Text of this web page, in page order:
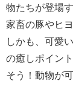
物たちが登場
家畜の豚やヒ
しかも、可愛
の癒しポイン
そう！動物が可